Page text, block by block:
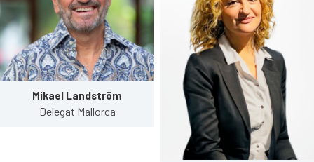
Mikael Landström
Delegat Mallorca